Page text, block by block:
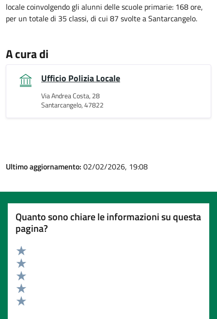
locale coinvolgendo gli alunni delle scuole primarie: 168 ore,
per un totale di 35 classi, di cui 87 svolte a Santarcangelo.
A cura di
Ufficio Polizia Locale
Via Andrea Costa, 28
Santarcangelo, 47822
Ultimo aggiornamento: 02/02/2026, 19:08
Quanto sono chiare le informazioni su questa
pagina?
Valuta 5 stelle su 5
Valuta 4 stelle su 5
Valuta 3 stelle su 5
Valuta 2 stelle su 5